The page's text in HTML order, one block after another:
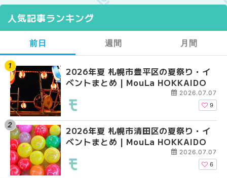
人気記事ランキング
前日
2026年夏 札幌市豊平区の夏祭り・イ
ベントまとめ | MouLa HOKKAIDO
2026.07.07
9
2026年夏 札幌市清田区の夏祭り・イ
ベントまとめ | MouLa HOKKAIDO
2026.07.07
6
週間
【2026年最新】札幌
ガーデン｜オープン日
大通公園から穴場テ
2026年夏 札幌市白石
ベントまとめ |
月間
【2026年最新】札幌
ガーデン｜オープン日
大通公園から穴場テ
2026年夏 札幌市北区
ントまとめ | MouLa